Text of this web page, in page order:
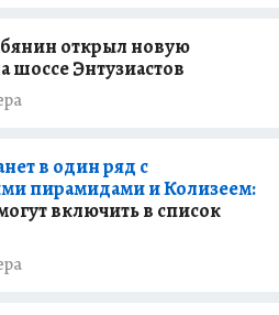
открыл новую
шоссе Энтузиастов
в один ряд с
пирамидами и Колизеем:
включить в список